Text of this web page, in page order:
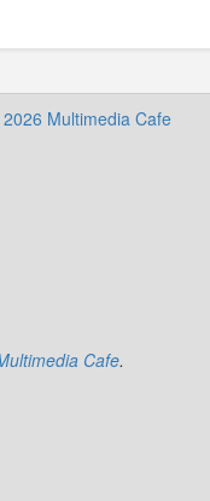
contributors.
Multimedia Cafe
Cafe.